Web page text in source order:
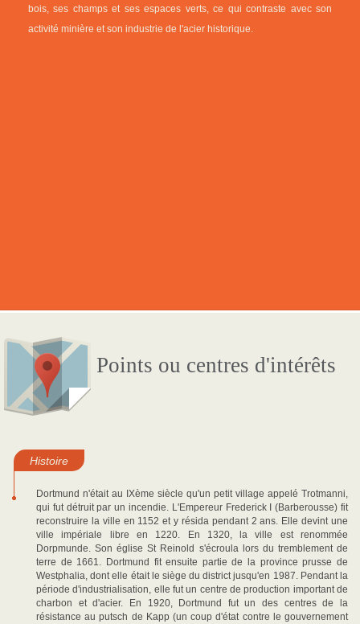
bois, ses champs et ses espaces verts, ce qui contraste avec son
activité minière et son industrie de l'acier historique.
Points ou centres d'intérêts
Histoire
Dortmund n'était au IXème siècle qu'un petit village appelé Trotmanni,
qui fut détruit par un incendie. L'Empereur Frederick I (Barberousse) fit
reconstruire la ville en 1152 et y résida pendant 2 ans. Elle devint une
ville impériale libre en 1220. En 1320, la ville est renommée
Dorpmunde. Son église St Reinold s'écroula lors du tremblement de
terre de 1661. Dortmund fit ensuite partie de la province prusse de
Westphalia, dont elle était le siège du district jusqu'en 1987. Pendant la
période d'industrialisation, elle fut un centre de production important de
charbon et d'acier. En 1920, Dortmund fut un des centres de la
résistance au putsch de Kapp (un coup d'état contre le gouvernement